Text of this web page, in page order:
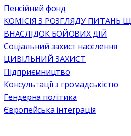
Пенсійний фонд
КОМІСІЯ З РОЗГЛЯДУ ПИТАНЬ
ВНАСЛІДОК БОЙОВИХ ДІЙ
Соціальний захист населення
ЦИВІЛЬНИЙ ЗАХИСТ
Підприємництво
Консультації з громадськістю
Гендерна політика
Європейська інтеграція